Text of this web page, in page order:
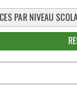
PAR NIVEAU